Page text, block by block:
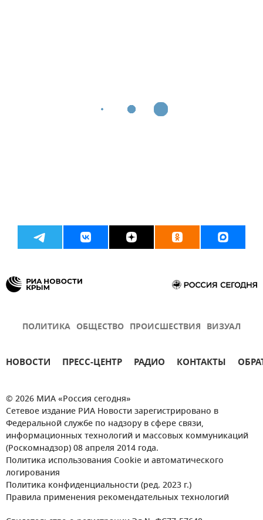
ПОЛИТИКА ОБЩЕСТВО ПРОИСШЕСТВИЯ ВИЗУАЛ
НОВОСТИ ПРЕСС-ЦЕНТР РАДИО КОНТАКТЫ
© 2026 МИА «Россия сегодня»
Сетевое издание РИА Новости зарегистрировано в
Федеральной службе по надзору в сфере связи,
информационных технологий и массовых коммуникаций
(Роскомнадзор) 08 апреля 2014 года.
Политика использования Cookie и автоматического
логирования
Политика конфиденциальности (ред. 2023 г.)
Правила применения рекомендательных технологий